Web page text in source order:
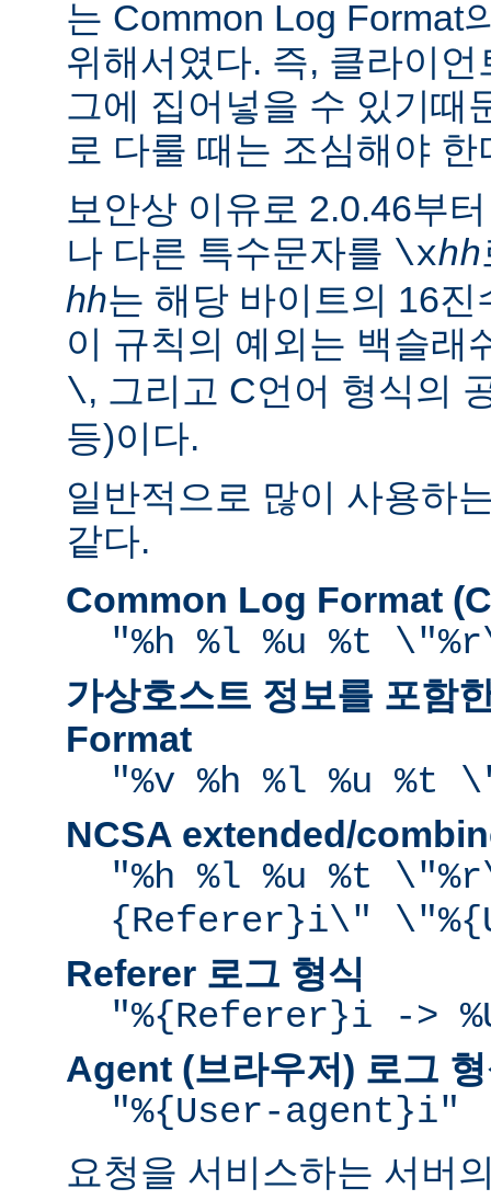
는 Common Log Format
위해서였다. 즉, 클라이
그에 집어넣을 수 있기때
로 다룰 때는 조심해야 한
보안상 이유로 2.0.46부
나 다른 특수문자를 \xhh
hh는 해당 바이트의 16
이 규칙의 예외는 백슬래
\, 그리고 C언어 형식의
등)이다.
일반적으로 많이 사용하
같다.
Common Log Format
"%h %l %u %t
가상호스트 정보를 포함
Format
"%v %h %l %u %t
NCSA extended/
"%h %l %u %t
{Referer}i\"
Referer 로그 형식
"%{Referer}i ->
Agent (브라우저) 로그
"%{User-agent}i"
요청을 서비스하는 서버